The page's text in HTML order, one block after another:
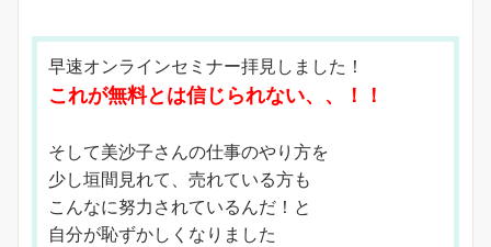
早速オンラインセミナー拝見しました！
これが無料とは信じられない、、！！
そして美沙子さんの仕事のやり方を
少し垣間見れて、売れている方も
こんなに努力されているんだ！と
自分が恥ずかしくなりました